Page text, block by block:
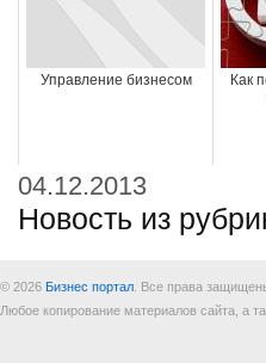
Управление бизнесом
Как
04.12.2013
Новость из
© 2026 Бизнес портал . Все права
Любое копирование материалов сайта, а